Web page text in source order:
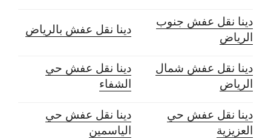
دينا نقل عفش جنوب
الرياض
دينا نقل عفش بالرياض
دينا نقل عفش شمال
الرياض
دينا نقل عفش حي
الشفاء
دينا نقل عفش حي
العزيزية
دينا نقل عفش حي
الياسمين